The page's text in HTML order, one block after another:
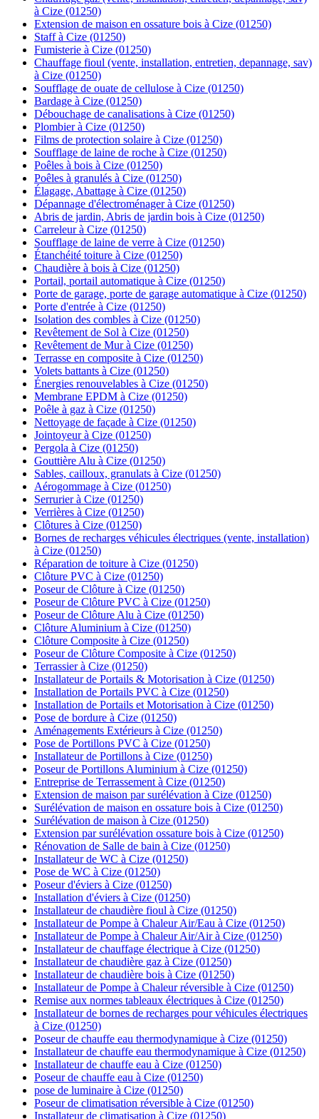
à Cize (01250)
Extension de maison en ossature bois à Cize (01250)
Staff à Cize (01250)
Fumisterie à Cize (01250)
Chauffage fioul (vente, installation, entretien, depannage, sav)
à Cize (01250)
Soufflage de ouate de cellulose à Cize (01250)
Bardage à Cize (01250)
Débouchage de canalisations à Cize (01250)
Plombier à Cize (01250)
Films de protection solaire à Cize (01250)
Soufflage de laine de roche à Cize (01250)
Poêles à bois à Cize (01250)
Poêles à granulés à Cize (01250)
Élagage, Abattage à Cize (01250)
Dépannage d'électroménager à Cize (01250)
Abris de jardin, Abris de jardin bois à Cize (01250)
Carreleur à Cize (01250)
Soufflage de laine de verre à Cize (01250)
Étanchéité toiture à Cize (01250)
Chaudière à bois à Cize (01250)
Portail, portail automatique à Cize (01250)
Porte de garage, porte de garage automatique à Cize (01250)
Porte d'entrée à Cize (01250)
Isolation des combles à Cize (01250)
Revêtement de Sol à Cize (01250)
Revêtement de Mur à Cize (01250)
Terrasse en composite à Cize (01250)
Volets battants à Cize (01250)
Énergies renouvelables à Cize (01250)
Membrane EPDM à Cize (01250)
Poêle à gaz à Cize (01250)
Nettoyage de façade à Cize (01250)
Jointoyeur à Cize (01250)
Pergola à Cize (01250)
Gouttière Alu à Cize (01250)
Sables, cailloux, granulats à Cize (01250)
Aérogommage à Cize (01250)
Serrurier à Cize (01250)
Verrières à Cize (01250)
Clôtures à Cize (01250)
Bornes de recharges véhicules électriques (vente, installation)
à Cize (01250)
Réparation de toiture à Cize (01250)
Clôture PVC à Cize (01250)
Poseur de Clôture à Cize (01250)
Poseur de Clôture PVC à Cize (01250)
Poseur de Clôture Alu à Cize (01250)
Clôture Aluminium à Cize (01250)
Clôture Composite à Cize (01250)
Poseur de Clôture Composite à Cize (01250)
Terrassier à Cize (01250)
Installateur de Portails & Motorisation à Cize (01250)
Installation de Portails PVC à Cize (01250)
Installation de Portails et Motorisation à Cize (01250)
Pose de bordure à Cize (01250)
Aménagements Extérieurs à Cize (01250)
Pose de Portillons PVC à Cize (01250)
Installateur de Portillons à Cize (01250)
Poseur de Portillons Aluminium à Cize (01250)
Entreprise de Terrassement à Cize (01250)
Extension de maison par surélévation à Cize (01250)
Surélévation de maison en ossature bois à Cize (01250)
Surélévation de maison à Cize (01250)
Extension par surélévation ossature bois à Cize (01250)
Rénovation de Salle de bain à Cize (01250)
Installateur de WC à Cize (01250)
Pose de WC à Cize (01250)
Poseur d'éviers à Cize (01250)
Installation d'éviers à Cize (01250)
Installateur de chaudière fioul à Cize (01250)
Installateur de Pompe à Chaleur Air/Eau à Cize (01250)
Installateur de Pompe à Chaleur Air/Air à Cize (01250)
Installateur de chauffage électrique à Cize (01250)
Installateur de chaudière gaz à Cize (01250)
Installateur de chaudière bois à Cize (01250)
Installateur de Pompe à Chaleur réversible à Cize (01250)
Remise aux normes tableaux électriques à Cize (01250)
Installateur de bornes de recharges pour véhicules électriques
à Cize (01250)
Poseur de chauffe eau thermodynamique à Cize (01250)
Installateur de chauffe eau thermodynamique à Cize (01250)
Installateur de chauffe eau à Cize (01250)
Poseur de chauffe eau à Cize (01250)
pose de luminaire à Cize (01250)
Poseur de climatisation réversible à Cize (01250)
Installateur de climatisation à Cize (01250)